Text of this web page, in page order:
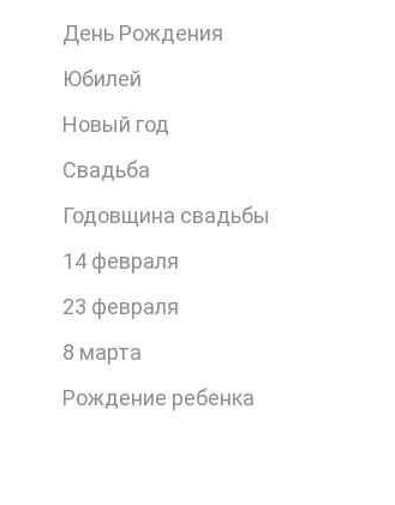
День Рождения
Юбилей
Новый год
Свадьба
Годовщина свадьбы
14 февраля
23 февраля
8 марта
Рождение ребенка